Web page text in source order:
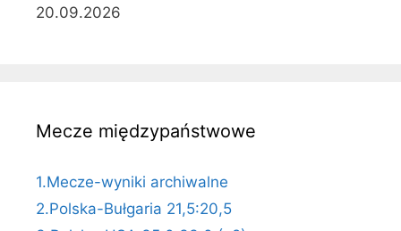
20.09.2026
Mecze międzypaństwowe
1.Mecze-wyniki archiwalne
2.Polska-Bułgaria 21,5:20,5